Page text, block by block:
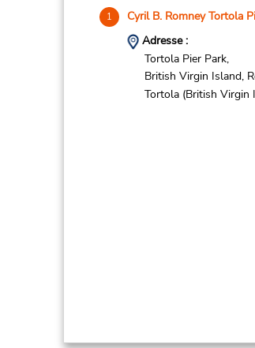
1 Cyril B. Romney Tortola
Adresse :
Tortola Pier Park,
British Virgin Island,
Tortola (British Virgin